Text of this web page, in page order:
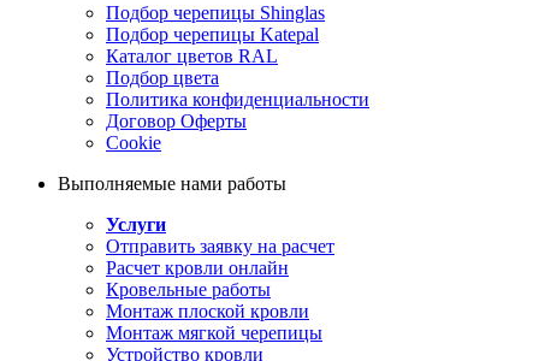
Подбор черепицы Shinglas
Подбор черепицы Katepal
Каталог цветов RAL
Подбор цвета
Политика конфиденциальности
Договор Оферты
Cookie
Выполняемые нами работы
Услуги
Отправить заявку на расчет
Расчет кровли онлайн
Кровельные работы
Монтаж плоской кровли
Монтаж мягкой черепицы
Устройство кровли